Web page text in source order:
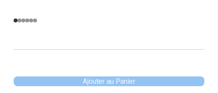
Ajouter au Panier